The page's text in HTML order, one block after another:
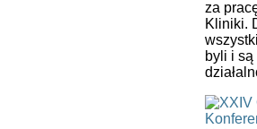
za
Kliniki.
byli i